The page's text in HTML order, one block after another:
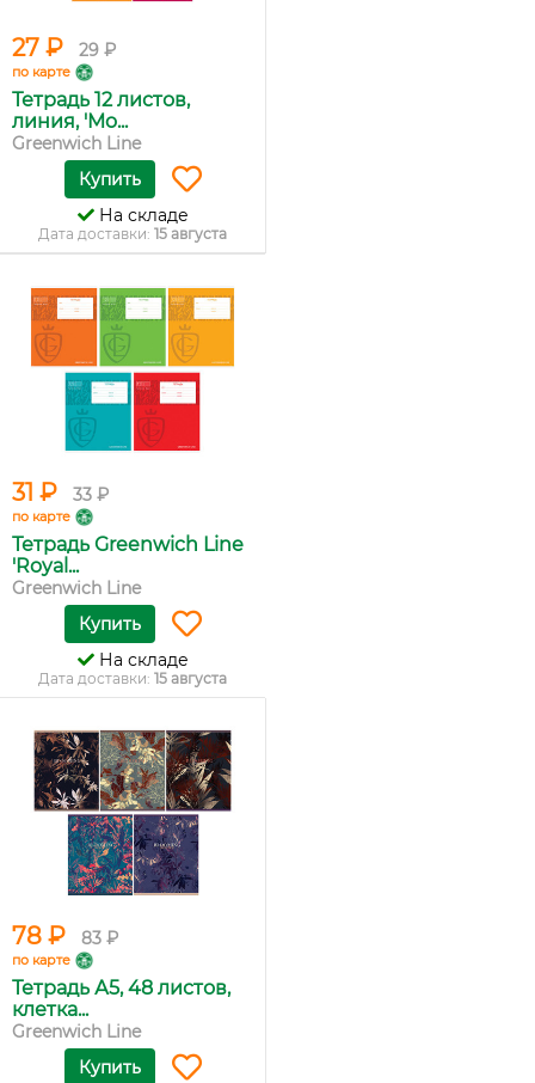
27 ₽ 29 ₽
по карте
Тетрадь 12 листов,
линия, 'Mo...
Greenwich Line
Купить
На складе
Дата доставки: 15 августа
31 ₽ 33 ₽
по карте
Тетрадь Greenwich Line
'Royal...
Greenwich Line
Купить
На складе
Дата доставки: 15 августа
78 ₽ 83 ₽
по карте
Тетрадь А5, 48 листов,
клетка...
Greenwich Line
Купить